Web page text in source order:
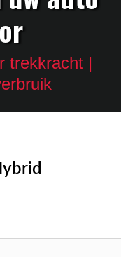
trekkracht |